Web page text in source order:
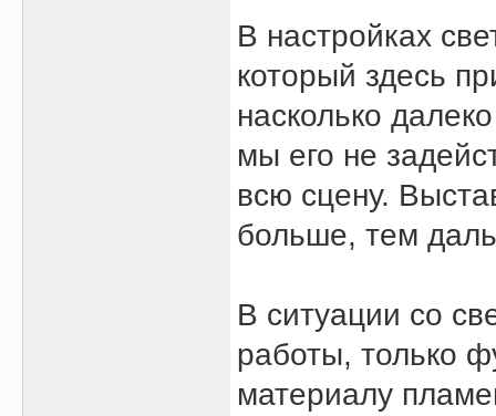
В настройках
который здесь
насколько
мы его не
всю сцену.
больше, тем
В ситуации со
работы, только
материалу